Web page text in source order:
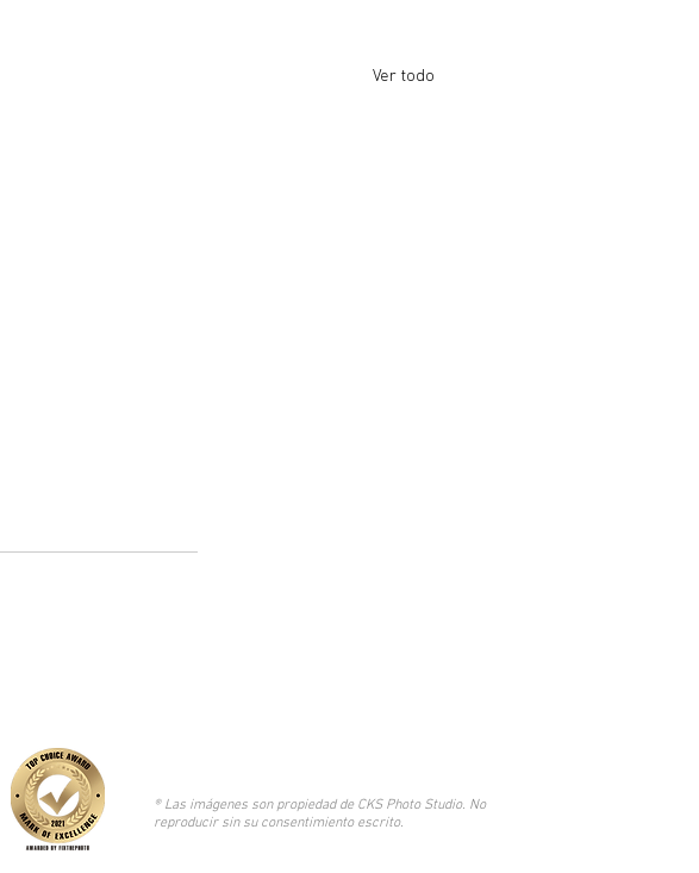
Ver todo
® Las imágenes son propiedad de CKS Photo Studio. No
reproducir sin su consentimiento escrito.